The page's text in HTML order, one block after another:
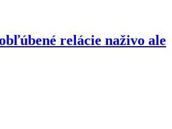
relácie naživo ale